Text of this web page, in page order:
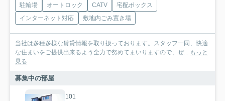
駐輪場 オートロック CATV
宅配ボックス
インターネット対応
敷地内ごみ置き場
当社は多種多様な賃貸情報を取り扱っております。スタッフ一同、快適
な住まいをご提供出来るよう全力で努めてまいりますので、ぜ... もっと
見る
募集中の部屋
101